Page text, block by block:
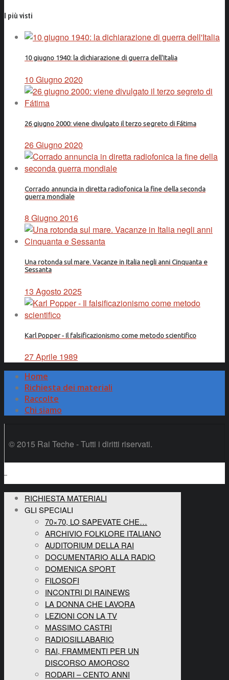
I più visti
10 giugno 1940: la dichiarazione di guerra dell'Italia
10 Giugno 2020
26 giugno 2000: viene divulgato il terzo segreto di Fátima
26 Giugno 2020
Corrado annuncia in diretta radiofonica la fine della seconda
guerra mondiale
8 Giugno 2016
Una rotonda sul mare. Vacanze in Italia negli anni Cinquanta e
Sessanta
13 Agosto 2025
Karl Popper - Il falsificazionismo come metodo scientifico
27 Aprile 1989
Home
Richiesta dei materiali
Raccolte
Chi siamo
© 2015 Rai Teche - Tutti i diritti riservati.
RICHIESTA MATERIALI
GLI SPECIALI
70×70, LO SAPEVATE CHE…
ARCHIVIO FOLKLORE ITALIANO
AUDITORIUM DELLA RAI
DOCUMENTARIO ALLA RADIO
DOMENICA SPORT
FILOSOFI
INCONTRI DI RAINEWS
LA DONNA CHE LAVORA
LEZIONI CON LA TV
MASSIMO CASTRI
RADIOSILLABARIO
RAI, FRAMMENTI PER UN
DISCORSO AMOROSO
RODARI – CENTO ANNI